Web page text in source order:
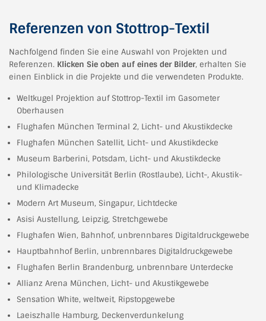
Referenzen von Stottrop-Textil
Nachfolgend finden Sie eine Auswahl von Projekten und
Referenzen. Klicken Sie oben auf eines der Bilder, erhalten Sie
einen Einblick in die Projekte und die verwendeten Produkte.
Weltkugel Projektion auf Stottrop-Textil im Gasometer
Oberhausen
Flughafen München Terminal 2, Licht- und Akustikdecke
Flughafen München Satellit, Licht- und Akustikdecke
Museum Barberini, Potsdam, Licht- und Akustikdecke
Philologische Universität Berlin (Rostlaube), Licht-, Akustik-
und Klimadecke
Modern Art Museum, Singapur, Lichtdecke
Asisi Austellung, Leipzig, Stretchgewebe
Flughafen Wien, Bahnhof, unbrennbares Digitaldruckgewebe
Hauptbahnhof Berlin, unbrennbares Digitaldruckgewebe
Flughafen Berlin Brandenburg, unbrennbare Unterdecke
Allianz Arena München, Licht- und Akustikgewebe
Sensation White, weltweit, Ripstopgewebe
Laeiszhalle Hamburg, Deckenverdunkelung